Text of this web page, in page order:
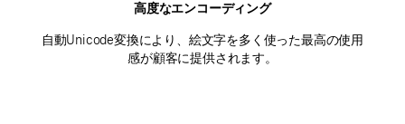
高度なエンコーディング
自動Unicode変換により、絵文字を多く使った最高の使用
感が顧客に提供されます。